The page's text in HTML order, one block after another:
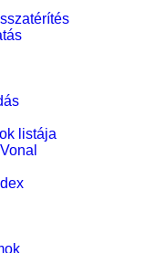
listája